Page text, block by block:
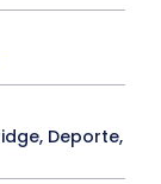
Deporte,